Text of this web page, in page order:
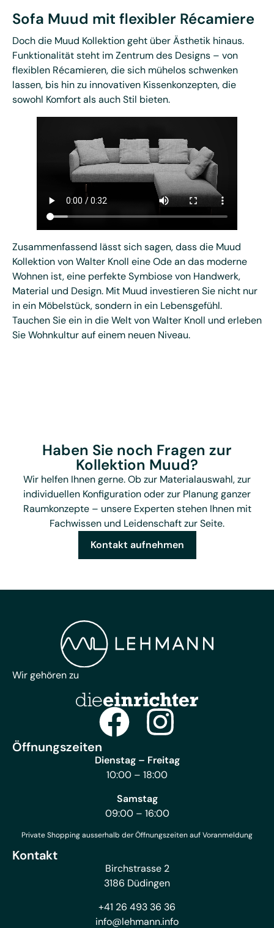
Sofa Muud mit flexibler Récamiere
Doch die Muud Kollektion geht über Ästhetik hinaus.
Funktionalität steht im Zentrum des Designs – von
flexiblen Récamieren, die sich mühelos schwenken
lassen, bis hin zu innovativen Kissenkonzepten, die
sowohl Komfort als auch Stil bieten.
Zusammenfassend lässt sich sagen, dass die Muud
Kollektion von Walter Knoll eine Ode an das moderne
Wohnen ist, eine perfekte Symbiose von Handwerk,
Material und Design. Mit Muud investieren Sie nicht nur
in ein Möbelstück, sondern in ein Lebensgefühl.
Tauchen Sie ein in die Welt von Walter Knoll und erleben
Sie Wohnkultur auf einem neuen Niveau.
Haben Sie noch Fragen zur
Kollektion Muud?
Wir helfen Ihnen gerne. Ob zur Materialauswahl, zur
individuellen Konfiguration oder zur Planung ganzer
Raumkonzepte – unsere Experten stehen Ihnen mit
Fachwissen und Leidenschaft zur Seite.
Kontakt aufnehmen
Wir gehören zu
Öffnungszeiten
Dienstag – Freitag
10:00 – 18:00
Samstag
09:00 – 16:00
Private Shopping ausserhalb der Öffnungszeiten auf Voranmeldung
Kontakt
Birchstrasse 2
3186 Düdingen
+41 26 493 36 36
info@lehmann.info